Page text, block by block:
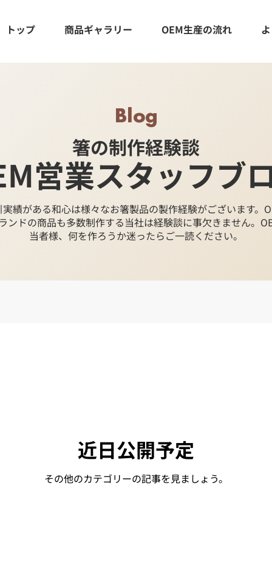
トップ 商品ギャラリー OEM生産の流れ
Blog
箸の制作経験談
営業スタッフブ
績がある和心は様々なお箸製品の製作経験がございます。
ンドの商品も多数制作する当社は経験談に事欠きません。
当者様、何を作ろうか迷ったらご一読ください。
近日公開予定
その他のカテゴリーの記事を見ましょう。